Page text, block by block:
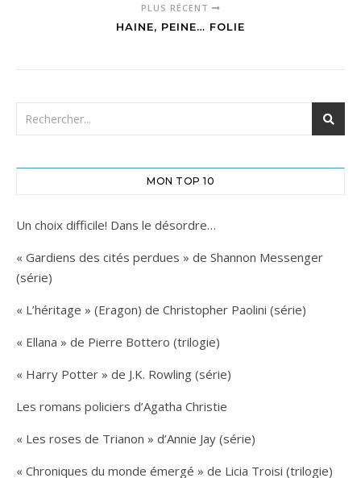
PLUS RÉCENT
HAINE, PEINE… FOLIE
MON TOP 10
Un choix difficile! Dans le désordre…
« Gardiens des cités perdues » de Shannon Messenger
(série)
« L’héritage » (Eragon) de Christopher Paolini (série)
« Ellana » de Pierre Bottero (trilogie)
« Harry Potter » de J.K. Rowling (série)
Les romans policiers d’Agatha Christie
« Les roses de Trianon » d’Annie Jay (série)
« Chroniques du monde émergé » de Licia Troisi (trilogie)